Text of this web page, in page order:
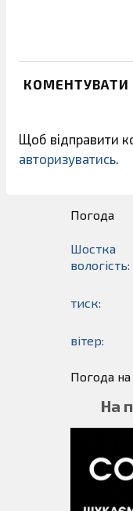
КОМЕНТУВАТИ
Щоб відправити
авторизуватись
Погода
Шостка
вологість:
тиск:
вітер:
Погода на
На